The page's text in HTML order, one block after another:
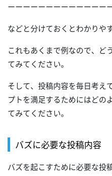
ーーーーーーーーーーーーー
などと分けておくとわかりや
これもあくまで例なので、ど
てみてください。
そして、投稿内容を毎日考え
プトを満足するためにはどの
てみてください。
バズに必要な投稿内容
バズを起こすために必要な投